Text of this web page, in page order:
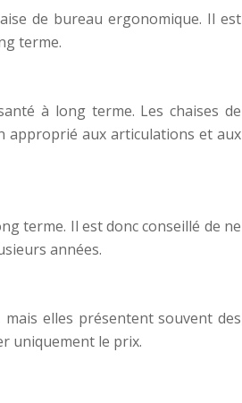
de bureau ergonomique. Il est
terme.
à long terme. Les chaises de
approprié aux articulations et aux
terme. Il est donc conseillé de ne
années.
elles présentent souvent des
uniquement le prix.